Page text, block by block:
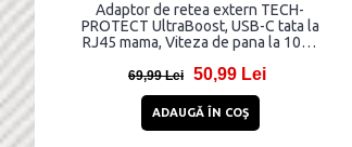
Adaptor de retea extern TECH-
PROTECT UltraBoost, USB-C tata la
RJ45 mama, Viteza de pana la 1000
69,99 Lei 50,99 Lei
ADAUGĂ ÎN COŞ